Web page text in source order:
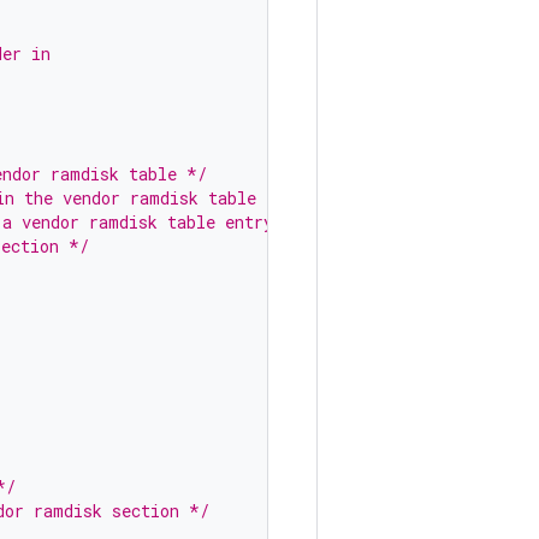
in
ramdisk table */
the vendor ramdisk table */
ramdisk table entry */
*/
ramdisk section */